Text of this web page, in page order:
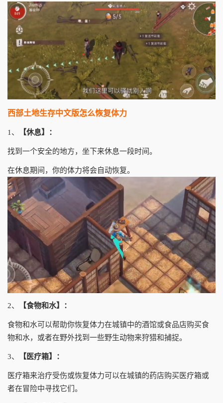
西部土地生存中文版怎么恢复体力
1、 【休息】：
找到一个安全的地方，坐下来休息一段时间。
在休息期间，你的体力将会自动恢复。
2、 【食物和水】：
食物和水可以帮助你恢复体力在城镇中的酒馆或食品店购买食
物和水，或者在野外找到一些野生动物来狩猎和捕捉。
3、 【医疗箱】：
医疗箱来治疗受伤或恢复体力可以在城镇的药店购买医疗箱或
者在冒险中寻找它们。